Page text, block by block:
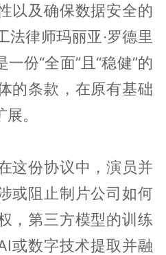
以及确保数据安全的
法律师玛丽亚·罗德里
份“全面”且“稳健”的
的条款，在原有基础
。
这份协议中，演员并
或阻止制片公司如何
，第三方模型的训练
或数字技术提取并融